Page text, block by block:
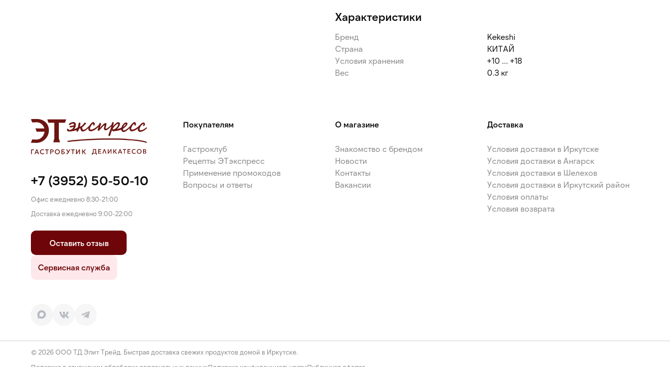
Характеристики
Бренд
Kekeshi
Страна
КИТАЙ
Условия хранения
+10 ... +18
Вес
0.3 кг
+7 (3952) 50-50-10
Офис ежедневно 8:30-21:00
Доставка ежедневно 9:00-22:00
Оставить отзыв
Сервисная служба
Покупателям
Гастроклуб
Рецепты ЭТэкспресс
Применение промокодов
Вопросы и ответы
О магазине
Знакомство с брендом
Новости
Контакты
Вакансии
Доставка
Условия доставки в Иркутске
Условия доставки в Ангарск
Условия доставки в Шелехов
Условия доставки в Иркутский район
Условия оплаты
Условия возврата
© 2026 ООО ТД Элит Трейд. Быстрая доставка свежих продуктов домой в Иркутске.